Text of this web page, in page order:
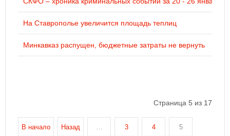
На Ставрополье увеличится площадь теплиц
Минкавказ распущен, бюджетные затраты не вернуть
Страница 5 из 17
В начало Назад … 3 4 5